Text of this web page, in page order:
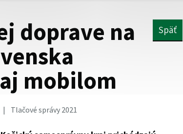
doprave na
mobilom
Späť
Tlačové správy 2021